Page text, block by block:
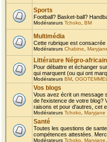
Sports
Football? Basket-ball?
Modérateurs Tchoko BM
Multimédia
Cette rubrique est consacrée
Modérateurs Chabine
Littérature Négro-
Pour débattre et échanger
qui marquent (ou qui ont
Modérateurs BM
Vos blogs
Vous avez écrit un message
de l'existence de votre blog?
raisons et pour d'autres, cet
Modérateurs Tchoko Maryjane
Santé
Toutes les questions de
compétences attestées.
Modérateurs Tchoko Maryjane